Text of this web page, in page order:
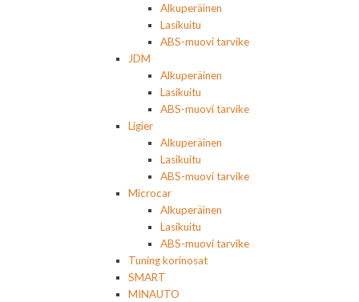
Alkuperäinen
Lasikuitu
ABS-muovi tarvike
JDM
Alkuperäinen
Lasikuitu
ABS-muovi tarvike
Ligier
Alkuperäinen
Lasikuitu
ABS-muovi tarvike
Microcar
Alkuperäinen
Lasikuitu
ABS-muovi tarvike
Tuning korinosat
SMART
MINAUTO